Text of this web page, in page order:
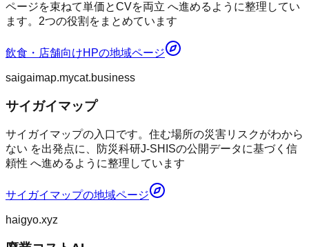
ページを束ねて単価とCVを両立 へ進めるように整理してい
ます。2つの役割をまとめています
飲食・店舗向けHPの地域ページ
saigaimap.mycat.business
サイガイマップ
サイガイマップの入口です。住む場所の災害リスクがわから
ない を出発点に、防災科研J-SHISの公開データに基づく信
頼性 へ進めるように整理しています
サイガイマップの地域ページ
haigyo.xyz